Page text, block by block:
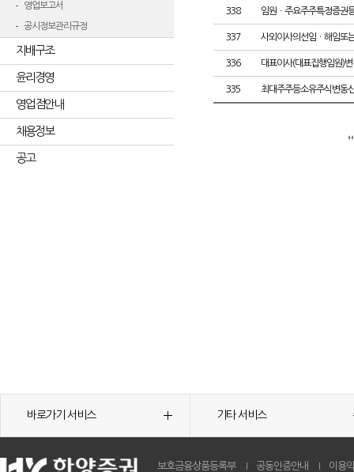
영업보고서
공시정보관리규정
지배구조
윤리경영
영업점안내
채용정보
공고
338 임원ㆍ주요주주특정증권
337 사외이사의선임ㆍ해임또
336 대표이사(대표집행임원)
335 최대주주등소유주식변동
바로가기 서비스 기타 서비스
보호금융상품등록부 공동인증안내 이용